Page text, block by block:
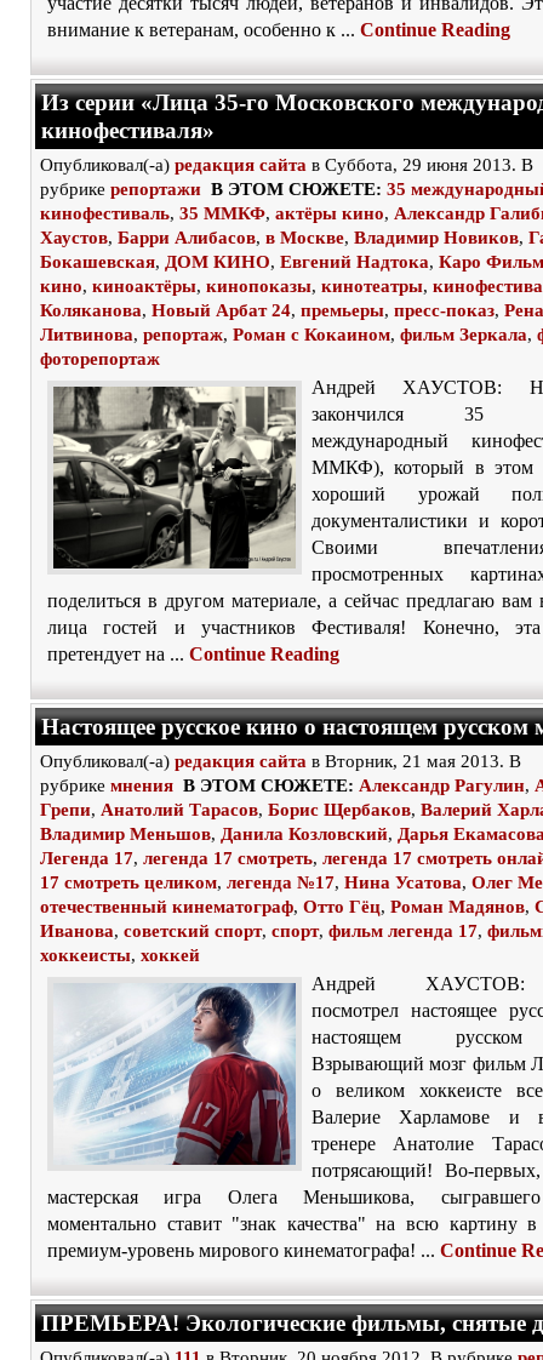
внимание к ветеранам, особенно к ... Continue Reading
Из серии «Лица 35-го Московского
кинофестиваля»
Опубликовал(-а) редакция сайта в Суббота, 29 июня 2013. В
рубрике репортажи В ЭТОМ СЮЖЕТЕ: 35
кинофестиваль, 35 ММКФ, актёры кино, Александр
Хаустов, Барри Алибасов, в Москве, Владимир Новиков,
Бокашевская, ДОМ КИНО, Евгений Надтока, Каро
кино, киноактёры, кинопоказы, кинотеатры,
Коляканова, Новый Арбат 24, премьеры, пресс-показ,
Литвинова, репортаж, Роман с Кокаином, фильм Зеркала,
фоторепортаж
Андрей ХАУСТОВ:
закончился 35
международный
ММКФ), который в этом
хороший урожай
документалистики и
Своими
просмотренных
поделиться в другом материале, а сейчас предлагаю вам
лица гостей и участников Фестиваля! Конечно,
претендует на ... Continue Reading
Настоящее русское кино о настоящем русском
Опубликовал(-а) редакция сайта в Вторник, 21 мая 2013. В
рубрике мнения В ЭТОМ СЮЖЕТЕ: Александр Рагулин,
Грепи, Анатолий Тарасов, Борис Щербаков, Валерий
Владимир Меньшов, Данила Козловский, Дарья
Легенда 17, легенда 17 смотреть, легенда 17 смотреть
17 смотреть целиком, легенда №17, Нина Усатова, Олег
отечественный кинематограф, Отто Гёц, Роман Мадянов,
Иванова, советский спорт, спорт, фильм легенда 17,
хоккеисты, хоккей
Андрей ХАУСТОВ:
посмотрел настоящее
настоящем
Взрывающий мозг фильм
о великом хоккеисте
Валерие Харламове и
тренере Анатолие
потрясающий! Во-
мастерская игра Олега Меньшикова,
моментально ставит "знак качества" на всю картину
премиум-уровень мирового кинематографа! ... Continue
ПРЕМЬЕРА! Экологические фильмы, снятые